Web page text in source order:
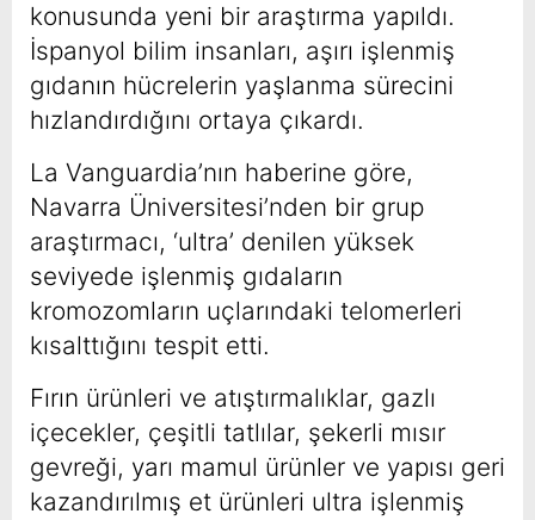
konusunda yeni bir araştırma yapıldı.
İspanyol bilim insanları, aşırı işlenmiş
gıdanın hücrelerin yaşlanma sürecini
hızlandırdığını ortaya çıkardı.
La Vanguardia’nın haberine göre,
Navarra Üniversitesi’nden bir grup
araştırmacı, ‘ultra’ denilen yüksek
seviyede işlenmiş gıdaların
kromozomların uçlarındaki telomerleri
kısalttığını tespit etti.
Fırın ürünleri ve atıştırmalıklar, gazlı
içecekler, çeşitli tatlılar, şekerli mısır
gevreği, yarı mamul ürünler ve yapısı geri
kazandırılmış et ürünleri ultra işlenmiş